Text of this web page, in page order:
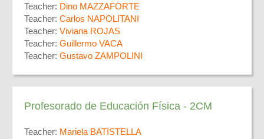
Teacher: Dino MAZZAFORTE
Teacher: Carlos NAPOLITANI
Teacher: Viviana ROJAS
Teacher: Guillermo VACA
Teacher: Gustavo ZAMPOLINI
Profesorado de Educación Física - 2CM
Teacher: Mariela BATISTELLA